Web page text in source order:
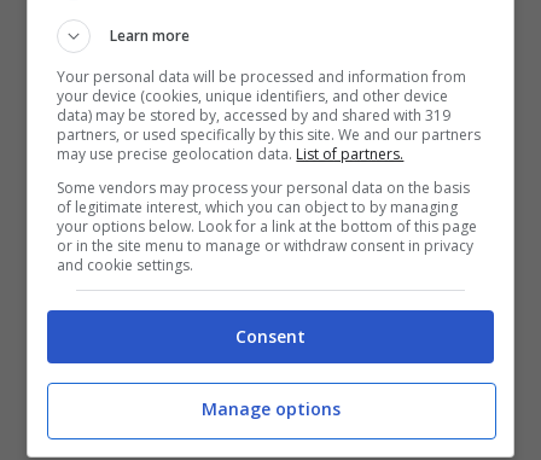
continua tutt’ora ad alimentare la diatriba.
Un esempio, che costituisce solo la punta
dell’iceberg delle diverse fazioni, è dato
dalnesso di causalità: in altre parole, la
dimostrazione del collegamento fra il
danno subito e l’operato del medico
Andiamo, ora, ad analizzare nel dettaglio
come si sono formate le teorie odierne, e
come queste hanno portato alla disciplina
attuale, attraverso l’analisi giuridica di
Learn more
Your personal data will be processed and information from
your device (cookies, unique identifiers, and other device
data) may be stored by, accessed by and shared with 319
partners, or used specifically by this site. We and our partners
may use precise geolocation data. List of partners.
Some vendors may process your personal data on the basis
of legitimate interest, which you can object to by managing
your options below. Look for a link at the bottom of this page
or in the site menu to manage or withdraw consent in privacy
and cookie settings.
Consent
Manage options